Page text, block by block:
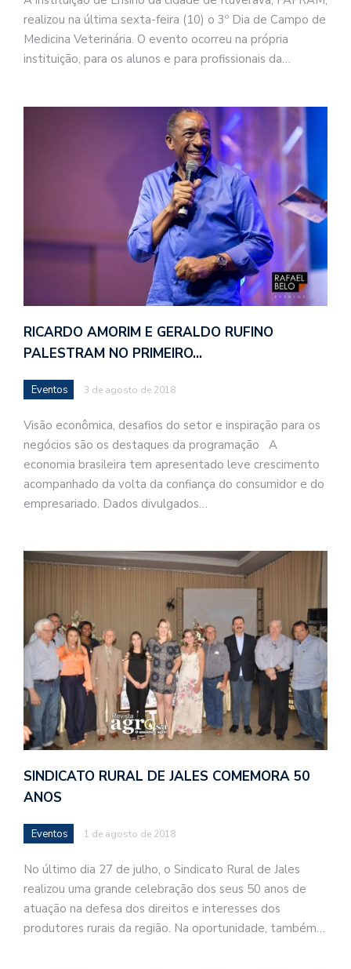
realizou na última sexta-feira (10) o 3º Dia de Campo de
Medicina Veterinária. O evento ocorreu na própria
instituição, para os alunos e para profissionais da…
RICARDO AMORIM E GERALDO RUFINO
PALESTRAM NO PRIMEIRO…
Eventos 3 de agosto de 2018
Visão econômica, desafios do setor e inspiração para os
negócios são os destaques da programação A
economia brasileira tem apresentado leve crescimento
acompanhado da volta da confiança do consumidor e do
empresariado. Dados divulgados…
SINDICATO RURAL DE JALES COMEMORA 50
ANOS
Eventos 1 de agosto de 2018
No último dia 27 de julho, o Sindicato Rural de Jales
realizou uma grande celebração dos seus 50 anos de
atuação na defesa dos direitos e interesses dos
produtores rurais da região. Na oportunidade, também…